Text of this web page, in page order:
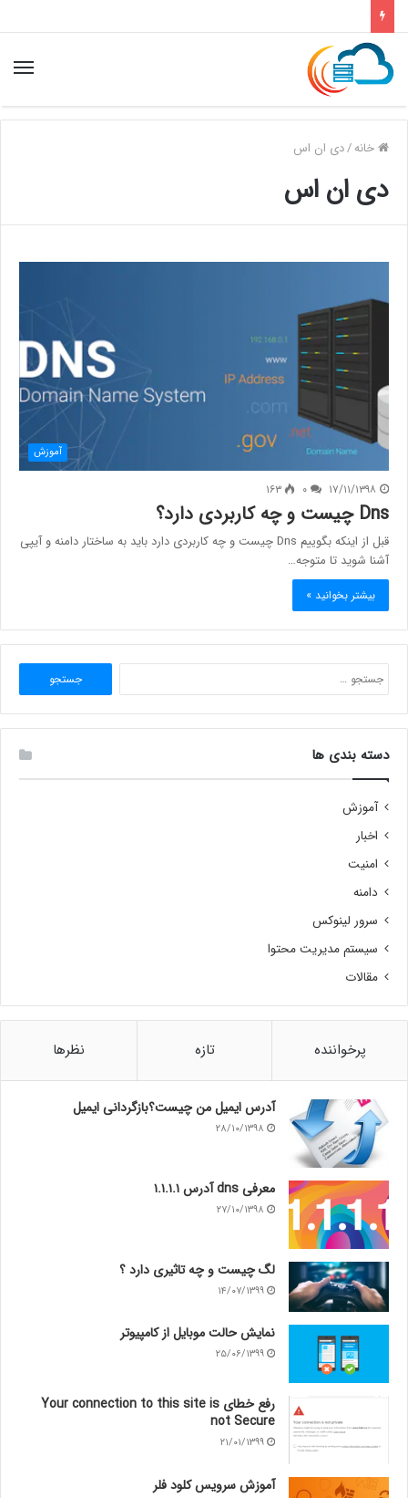
خانه/دی ان اس
دی ان اس
آموزش
۱۷/۱۱/۱۳۹۸ ۱۶۳
Dns چیست و چه کاربردی دارد؟
قبل از اینکه بگوییم Dns چیست و چه کاربردی دارد باید به ساختار دامنه و آیپی
آشنا شوید تا متوجه…
بیشتر بخوانید »
برای:
دسته بندی ها
آموزش
اخبار
امنیت
دامنه
سرور لینوکس
سیستم مدیریت محتوا
مقالات
پرخواننده تازه نظرها
آدرس ایمیل من چیست؟بازگردانی ایمیل
۲۸/۱۰/۱۳۹۸
معرفی dns آدرس ۱.۱.۱.۱
۲۷/۱۰/۱۳۹۸
لگ چیست و چه تاثیری دارد ؟
۱۴/۰۷/۱۳۹۹
نمایش حالت موبایل از کامپیوتر
۲۵/۰۶/۱۳۹۹
رفع خطای Your connection to this site is
not Secure
۲۱/۰۱/۱۳۹۹
آموزش سرویس کلود فلر